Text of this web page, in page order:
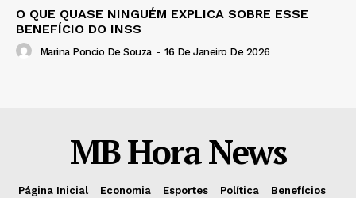
O QUE QUASE NINGUÉM EXPLICA SOBRE ESSE
BENEFÍCIO DO INSS
Marina Poncio De Souza - 16 De Janeiro De 2026
MB Hora News
Página Inicial Economia Esportes Política
Benefícios